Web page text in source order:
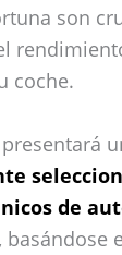
son
coche.
de
basándose